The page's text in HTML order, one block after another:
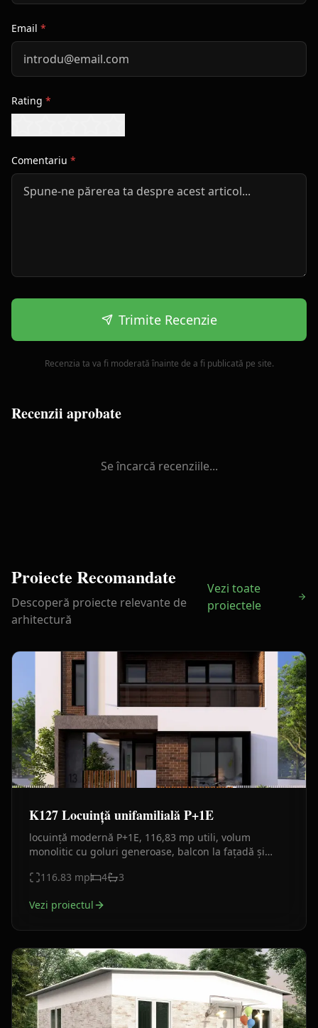
Email *
Rating *
Comentariu *
Trimite Recenzie
Recenzia ta va fi moderată înainte de a fi publicată pe site.
Recenzii aprobate
Se încarcă recenziile...
Proiecte Recomandate
Descoperă proiecte relevante de
arhitectură
Vezi toate
proiectele
K127 Locuință unifamilială P+1E
locuință modernă P+1E, 116,83 mp utili, volum
monolitic cu goluri generoase, balcon la fațadă și
116.83 mp 4 3
Vezi proiectul